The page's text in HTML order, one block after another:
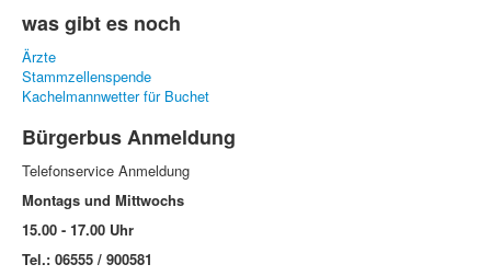
was gibt es noch
Ärzte
Stammzellenspende
Kachelmannwetter für Buchet
Bürgerbus Anmeldung
Telefonservice Anmeldung
Montags und Mittwochs
15.00 - 17.00 Uhr
Tel.: 06555 / 900581